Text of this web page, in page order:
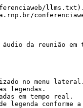
llms.txt).
da reunião
no menu lateral.
legendas.
em tempo real.
legenda conforme